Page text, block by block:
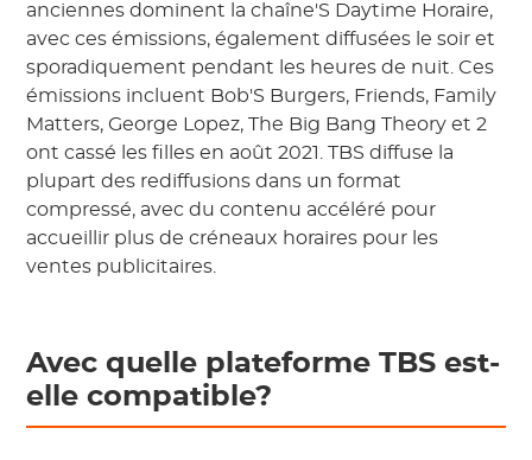
anciennes dominent la chaîne'S Daytime Horaire,
avec ces émissions, également diffusées le soir et
sporadiquement pendant les heures de nuit. Ces
émissions incluent Bob'S Burgers, Friends, Family
Matters, George Lopez, The Big Bang Theory et 2
ont cassé les filles en août 2021. TBS diffuse la
plupart des rediffusions dans un format
compressé, avec du contenu accéléré pour
accueillir plus de créneaux horaires pour les
ventes publicitaires.
Avec quelle plateforme TBS est-
elle compatible?